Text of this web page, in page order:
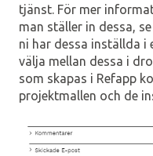
tjänst. För mer
man ställer in dessa,
ni har dessa inställda i
välja mellan dessa i
som skapas i Refapp
projektmallen och de